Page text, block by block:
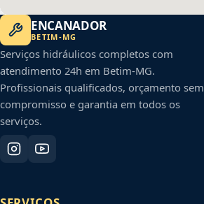
ENCANADOR
BETIM-MG
Serviços hidráulicos completos com
atendimento 24h em Betim-MG.
Profissionais qualificados, orçamento sem
compromisso e garantia em todos os
serviços.